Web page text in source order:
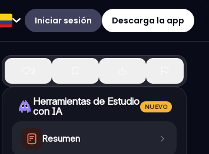
Iniciar sesión Descarga la app
Herramientas de Estudio
con IA
NUEVO
Resumen